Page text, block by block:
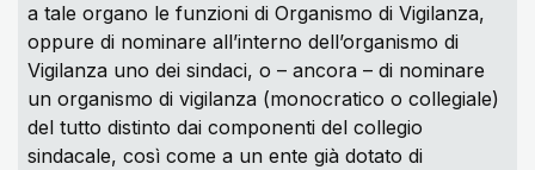
a tale organo le funzioni di Organismo di Vigilanza,
oppure di nominare all’interno dell’organismo di
Vigilanza uno dei sindaci, o – ancora – di nominare
un organismo di vigilanza (monocratico o collegiale)
del tutto distinto dai componenti del collegio
sindacale, così come a un ente già dotato di